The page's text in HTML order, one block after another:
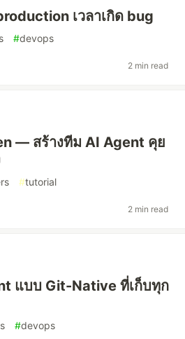
เวลาเกิด bug
#devops
2 min read
— สร้างทีม AI Agent คุย
#tutorial
2 min read
แบบ Git-Native ที่เก็บทุก
#devops